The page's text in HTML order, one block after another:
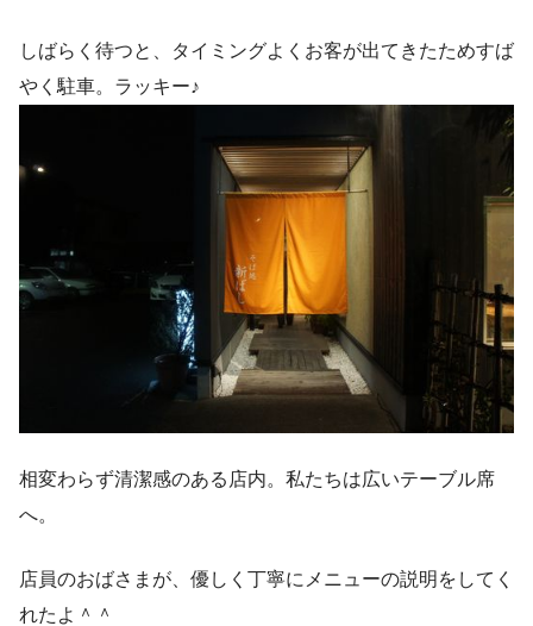
しばらく待つと、タイミングよくお客が出てきたためすば
やく駐車。ラッキー♪
相変わらず清潔感のある店内。私たちは広いテーブル席
へ。
店員のおばさまが、優しく丁寧にメニューの説明をしてく
れたよ＾＾